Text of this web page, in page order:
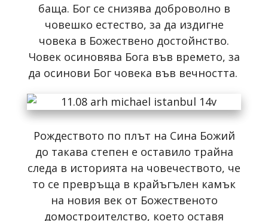
баща. Бог се снизява доброволно в
човешко естество, за да издигне
човека в Божествено достойнство.
Човек осиновява Бога във времето, зa
да осинови Бог човека във вечността.
Рождеството по плът на Сина Божий
до такава степен е оставило трайна
следа в историята на човечеството, че
то се превръща в крайъгълен камък
на новия век от Божественото
домостроителство, което оставя